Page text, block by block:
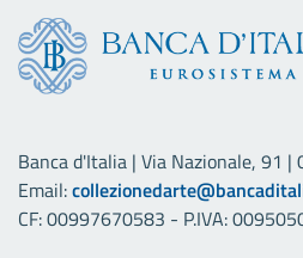
Banca d'Italia | Via Nazionale, 91
Email:
CF: 00997670583 - P.IVA: